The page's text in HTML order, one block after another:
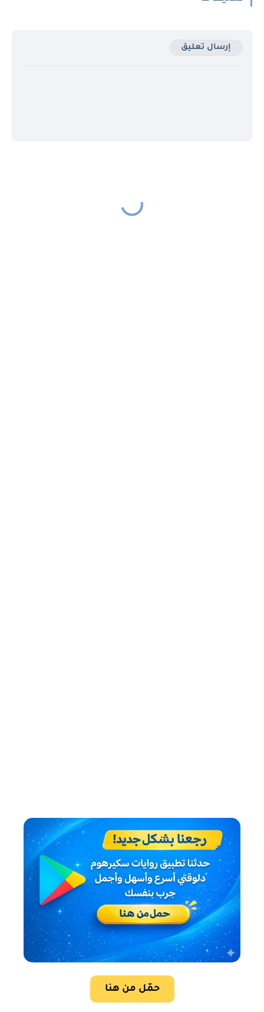
إرسال تعليق
حمّل من هنا